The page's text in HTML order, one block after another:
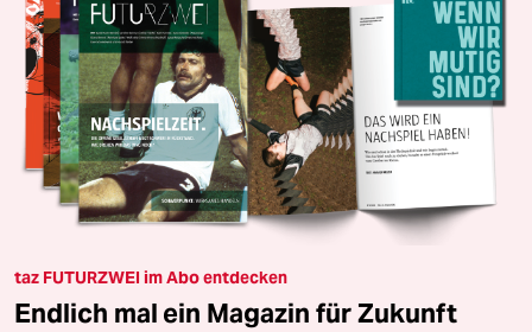
taz FUTURZWEI im Abo entdecken
Endlich mal ein Magazin für Zukunft